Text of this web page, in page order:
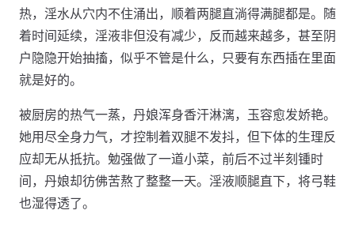
热，淫水从穴内不住涌出，顺着两腿直淌得满腿都是。随
着时间延续，淫液非但没有减少，反而越来越多，甚至阴
户隐隐开始抽搐，似乎不管是什么，只要有东西插在里面
就是好的。
被厨房的热气一蒸，丹娘浑身香汗淋漓，玉容愈发娇艳。
她用尽全身力气，才控制着双腿不发抖，但下体的生理反
应却无从抵抗。勉强做了一道小菜，前后不过半刻锺时
间，丹娘却彷佛苦熬了整整一天。淫液顺腿直下，将弓鞋
也湿得透了。